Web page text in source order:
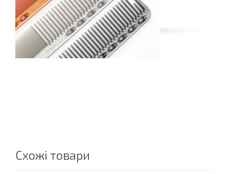
Схожі товари